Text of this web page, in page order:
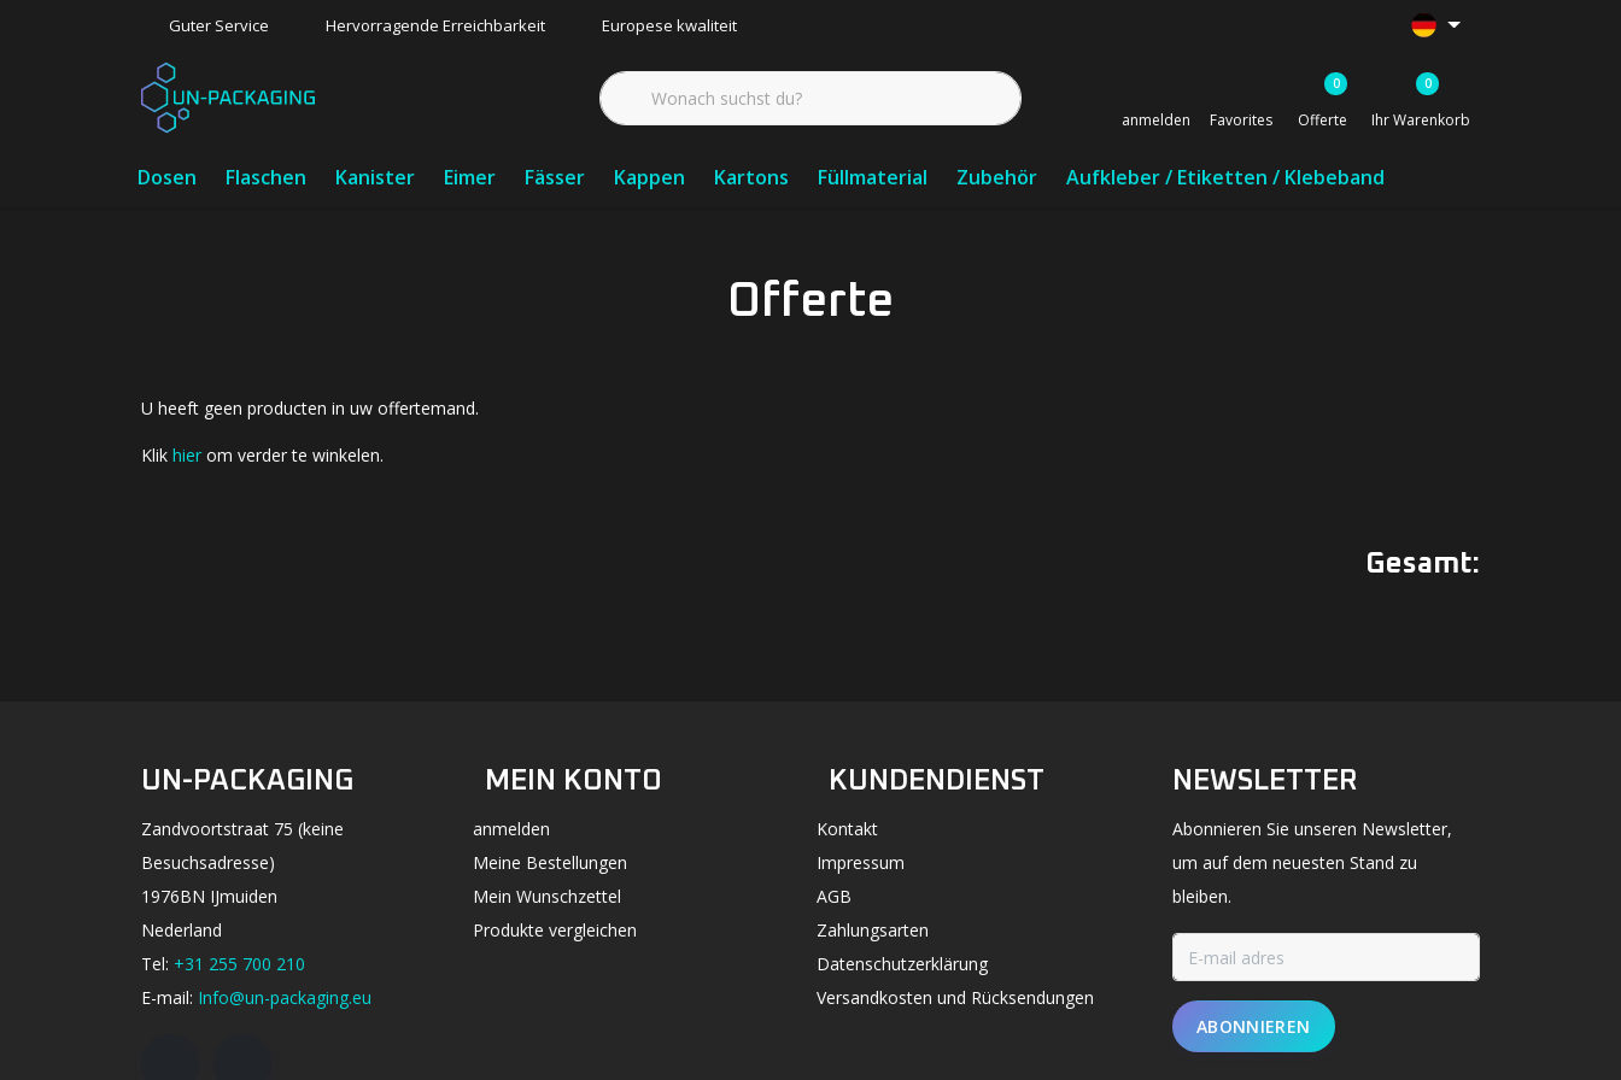
Guter Service Hervorragende Erreichbarkeit Europese kwaliteit
anmelden Favorites
0
Offerte
0
Ihr Warenkorb
Dosen Flaschen Kanister Eimer Fässer Kappen Kartons Füllmaterial Zubehör Aufkleber / Etiketten / Klebeband
Offerte
U heeft geen producten in uw offertemand.
Klik hier om verder te winkelen.
Gesamt:
UN-PACKAGING
Zandvoortstraat 75 (keine
Besuchsadresse)
1976BN IJmuiden
Nederland
Tel: +31 255 700 210
E-mail: Info@un-packaging.eu
MEIN KONTO
anmelden
Meine Bestellungen
Mein Wunschzettel
Produkte vergleichen
KUNDENDIENST
Kontakt
Impressum
AGB
Zahlungsarten
Datenschutzerklärung
Versandkosten und Rücksendungen
NEWSLETTER
Abonnieren Sie unseren Newsletter,
um auf dem neuesten Stand zu
bleiben.
ABONNIEREN